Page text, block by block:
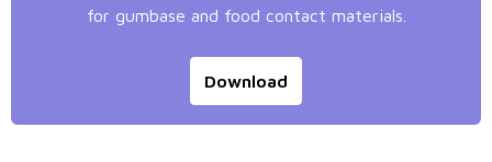
for gumbase and food contact materials.
Download